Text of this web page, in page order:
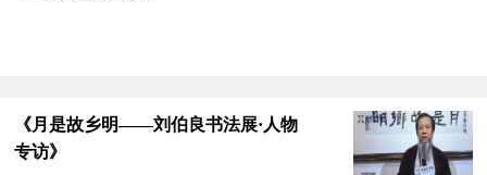
《月是故乡明——刘伯良书法展·人物
专访》